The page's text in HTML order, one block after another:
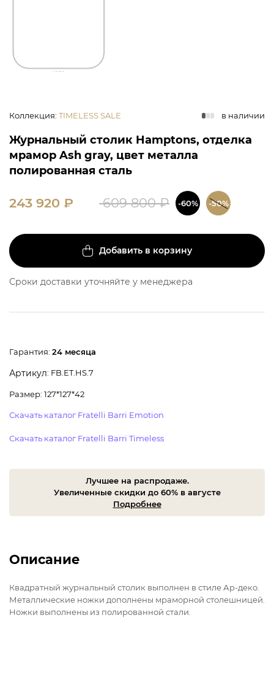
Коллекция: TIMELESS SALE в наличии
Журнальный столик Hamptons, отделка
мрамор Ash gray, цвет металла
полированная сталь
243 920 ₽ 609 800₽ -60% -50%
Добавить в корзину
Сроки доставки уточняйте у менеджера
Гарантия: 24 месяца
Артикул: FB.ET.HS.7
Размер: 127*127*42
Скачать каталог Fratelli Barri Emotion
Скачать каталог Fratelli Barri Timeless
Лучшее на распродаже.
Увеличенные скидки до 60% в августе
Подробнее
Описание
Квадратный журнальный столик выполнен в стиле Ар-деко.
Металлические ножки дополнены мраморной столешницей.
Ножки выполнены из полированной стали.